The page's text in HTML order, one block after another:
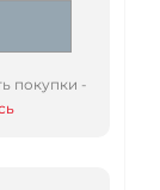
покупки -